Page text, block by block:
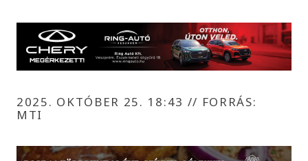
2025. OKTÓBER 25. 18:43 // FORRÁS:
MTI